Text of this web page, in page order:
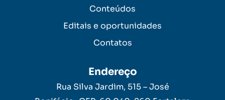
Conteúdos
Editais e oportunidades
Contatos
Endereço
Rua Silva Jardim, 515 – José